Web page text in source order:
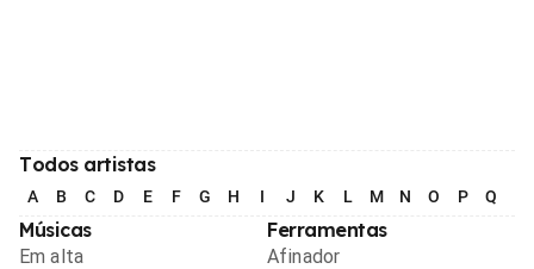
Todos artistas
A B C D E F G H I J K L M N O P Q
Músicas
Em alta
Ferramentas
Afinador